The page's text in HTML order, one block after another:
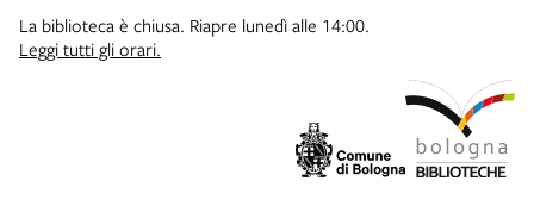
La biblioteca è chiusa. Riapre lunedì alle 14:00.
Leggi tutti gli orari.